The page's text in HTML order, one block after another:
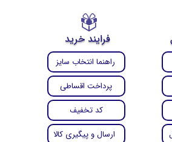
فرایند خرید
راهنما انتخاب سایز
پرداخت اقساطی
کد تخفیف
ارسال و پیگیری کالا